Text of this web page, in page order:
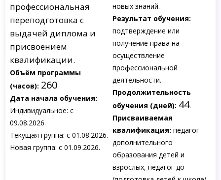
профессиональная
переподготовка с
выдачей диплома и
присвоением
квалификации.
Объём программы
(часов): 260.
Дата начала обучения:
Индивидуальное: с
09.08.2026.
Текущая группа: с 01.08.2026.
Новая группа: с 01.09.2026.
новых знаний.
Результат обучения:
подтверждение или
получение права на
осуществление
профессиональной
деятельности.
Продолжительность
обучения (дней): 44.
Присваиваемая
квалификация: педагог
дополнительного
образования детей и
взрослых, педагог до